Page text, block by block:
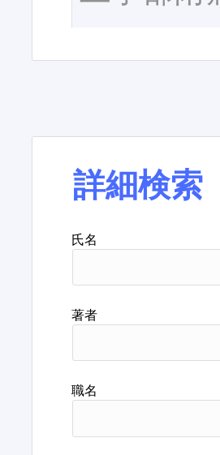
詳細検索
氏名
著者
職名